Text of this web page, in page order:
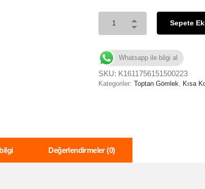
Sepete
Whatsapp ile bilgi al
SKU: K1611756151500223
Kategoriler: Toptan Gömlek, Kısa
Değerlendirmeler (0)